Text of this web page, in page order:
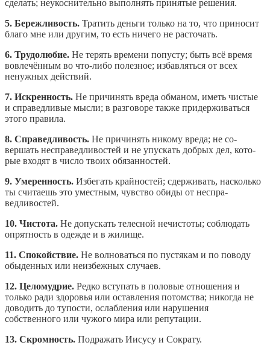
сделать; неукоснительно выполнять принятые решения.
5. Бережливость. Тратить деньги только на то, что приносит
благо мне или другим, то есть ничего не рас­точать.
6. Трудолюбие. Не терять времени попусту; быть всё время
вовлечённым во что-либо полезное; избавляться от всех
ненужных действий.
7. Искренность. Не причинять вреда обманом, иметь чистые
и справедливые мысли; в разговоре также придержи­ваться
этого правила.
8. Справедливость. Не причинять никому вреда; не со­
вершать несправедливостей и не упускать добрых дел, кото­
рые входят в число твоих обязанностей.
9. Умеренность. Избегать крайностей; сдерживать, на­сколько
ты считаешь это уместным, чувство обиды от неспра­
ведливостей.
10. Чистота. Не допускать телесной нечистоты; соблю­дать
опрятность в одежде и в жилище.
11. Спокойствие. Не волноваться по пустякам и по по­воду
обыденных или неизбежных случаев.
12. Целомудрие. Редко вступать в половые отношения и
только ради здоровья или оставления потомства; никогда не
доводить до тупости, ослабления или нарушения
собственного или чужого мира или репутации.
13. Скромность. Подражать Иисусу и Сократу.